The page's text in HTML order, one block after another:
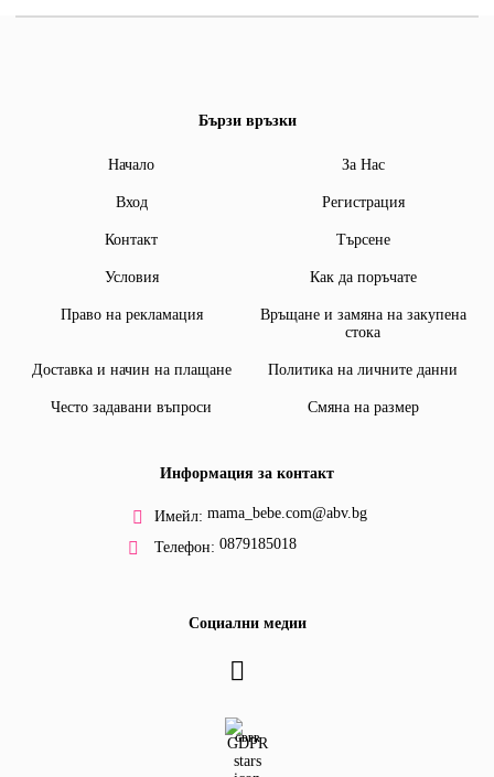
Бързи връзки
Начало За Нас
Вход Регистрация
Контакт Търсене
Условия Как да поръчате
Право на рекламация
Връщане и замяна на закупена
стока
Доставка и начин на плащане Политика на личните данни
Често задавани въпроси Смяна на размер
Информация за контакт
Имейл: mama_bebe.com@abv.bg
Телефон: 0879185018
Социални медии
GDPR